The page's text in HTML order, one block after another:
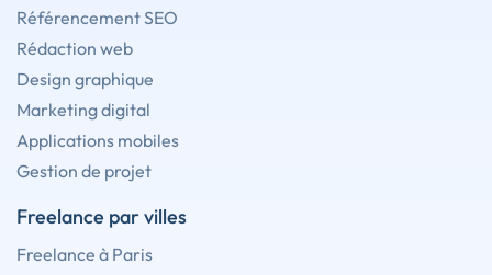
Référencement SEO
Rédaction web
Design graphique
Marketing digital
Applications mobiles
Gestion de projet
Freelance par villes
Freelance à Paris